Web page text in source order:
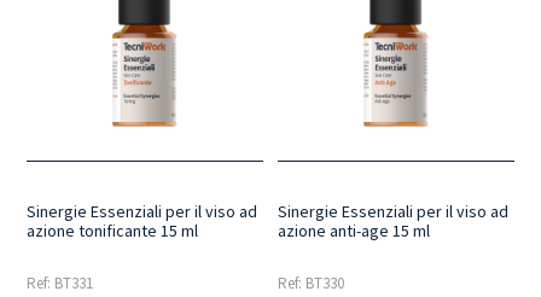
Sinergie Essenziali per il viso ad
azione tonificante 15 ml
Ref: BT331
Sinergie Essenziali per il viso ad
azione anti-age 15 ml
Ref: BT330